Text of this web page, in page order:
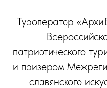
Туроператор
патриотического
и призером
славянского